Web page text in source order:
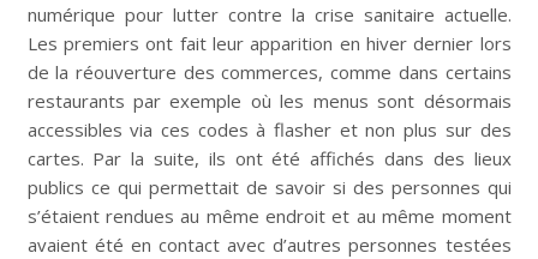
numérique pour lutter contre la crise sanitaire actuelle.
Les premiers ont fait leur apparition en hiver dernier lors
de la réouverture des commerces, comme dans certains
restaurants par exemple où les menus sont désormais
accessibles via ces codes à flasher et non plus sur des
cartes. Par la suite, ils ont été affichés dans des lieux
publics ce qui permettait de savoir si des personnes qui
s’étaient rendues au même endroit et au même moment
avaient été en contact avec d’autres personnes testées